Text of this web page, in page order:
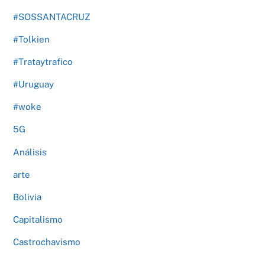
#SOSSANTACRUZ
#Tolkien
#Trataytrafico
#Uruguay
#woke
5G
Análisis
arte
Bolivia
Capitalismo
Castrochavismo